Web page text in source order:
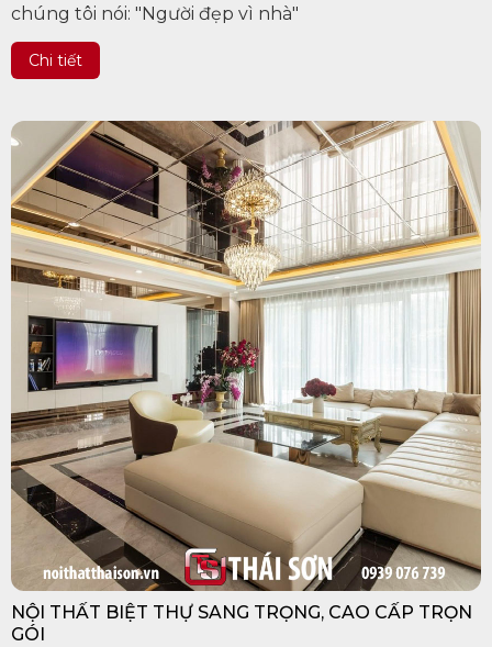
chúng tôi nói: "Người đẹp vì nhà"
Chi tiết
NỘI THẤT BIỆT THỰ SANG TRỌNG, CAO CẤP TRỌN
GÓI